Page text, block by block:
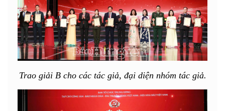
Trao giải B cho các tác giả, đại diện nhóm tác giả.